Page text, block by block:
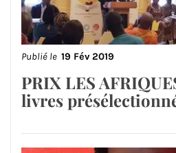
Publié le 19 Fév 2019
PRIX LES
livres